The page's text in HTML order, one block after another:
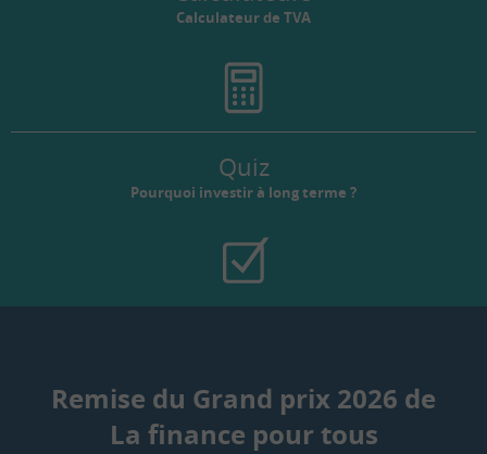
Calculateur de TVA
Quiz
Pourquoi investir à long terme ?
Remise du Grand prix 2026 de
La finance pour tous